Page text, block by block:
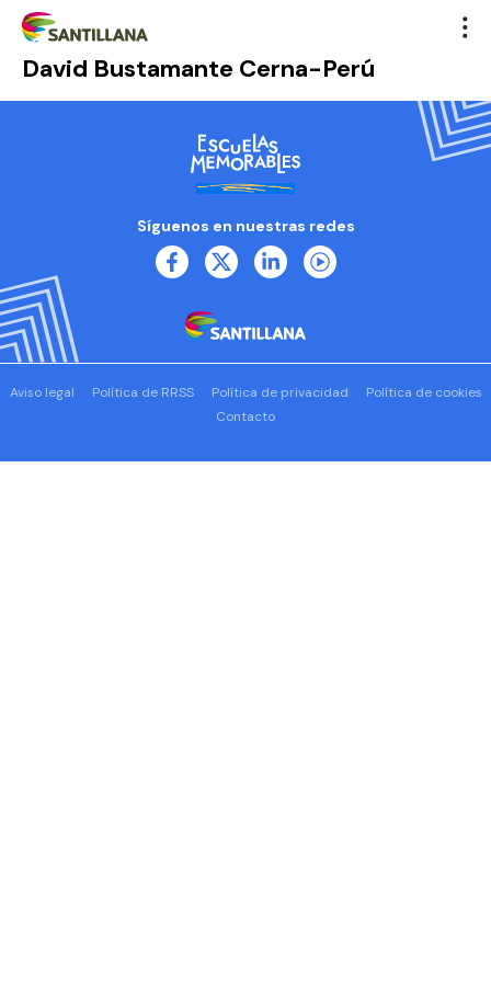
David Bustamante Cerna-Perú
Síguenos en nuestras redes
Aviso legal Política de RRSS Política de privacidad
Política de cookies
Contacto